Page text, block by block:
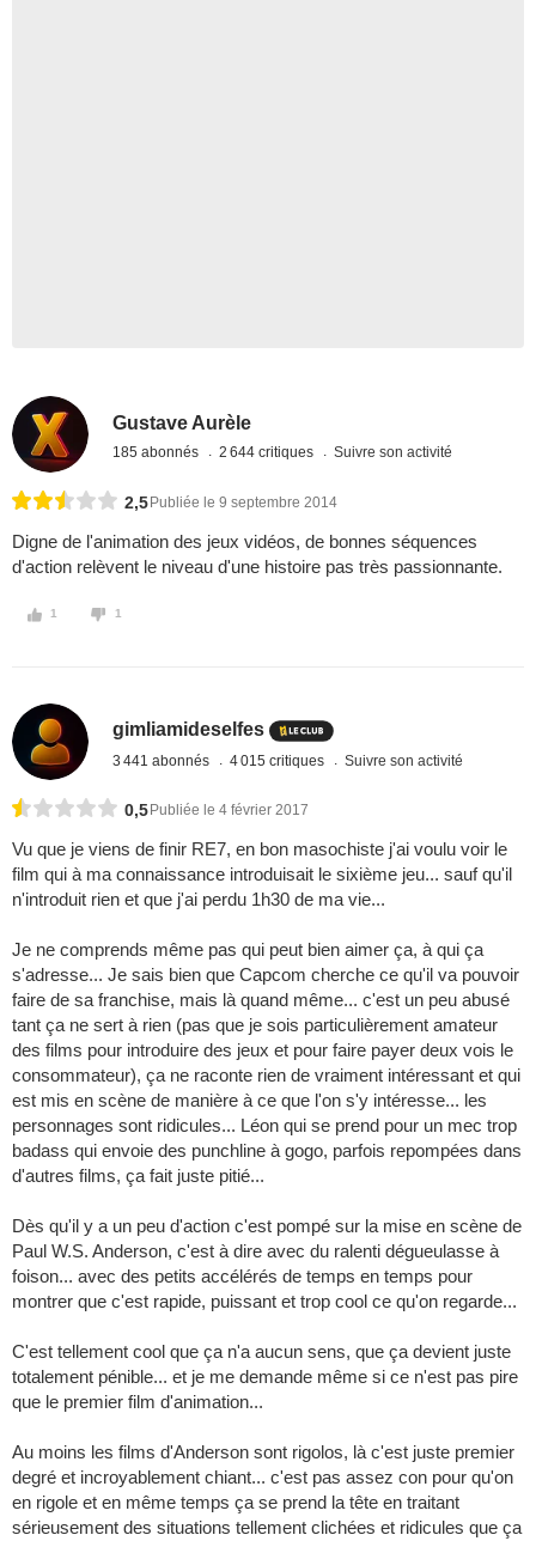
Gustave Aurèle
185 abonnés 2 644 critiques Suivre son activité
2,5 Publiée le 9 septembre 2014
Digne de l'animation des jeux vidéos, de bonnes séquences
d'action relèvent le niveau d'une histoire pas très passionnante.
1 1
gimliamideselfes
3 441 abonnés 4 015 critiques Suivre son activité
0,5 Publiée le 4 février 2017
Vu que je viens de finir RE7, en bon masochiste j'ai voulu voir le
film qui à ma connaissance introduisait le sixième jeu... sauf qu'il
n'introduit rien et que j'ai perdu 1h30 de ma vie...
Je ne comprends même pas qui peut bien aimer ça, à qui ça
s'adresse... Je sais bien que Capcom cherche ce qu'il va pouvoir
faire de sa franchise, mais là quand même... c'est un peu abusé
tant ça ne sert à rien (pas que je sois particulièrement amateur
des films pour introduire des jeux et pour faire payer deux vois le
consommateur), ça ne raconte rien de vraiment intéressant et qui
est mis en scène de manière à ce que l'on s'y intéresse... les
personnages sont ridicules... Léon qui se prend pour un mec trop
badass qui envoie des punchline à gogo, parfois repompées dans
d'autres films, ça fait juste pitié...
Dès qu'il y a un peu d'action c'est pompé sur la mise en scène de
Paul W.S. Anderson, c'est à dire avec du ralenti dégueulasse à
foison... avec des petits accélérés de temps en temps pour
montrer que c'est rapide, puissant et trop cool ce qu'on regarde...
C'est tellement cool que ça n'a aucun sens, que ça devient juste
totalement pénible... et je me demande même si ce n'est pas pire
que le premier film d'animation...
Au moins les films d'Anderson sont rigolos, là c'est juste premier
degré et incroyablement chiant... c'est pas assez con pour qu'on
en rigole et en même temps ça se prend la tête en traitant
sérieusement des situations tellement clichées et ridicules que ça